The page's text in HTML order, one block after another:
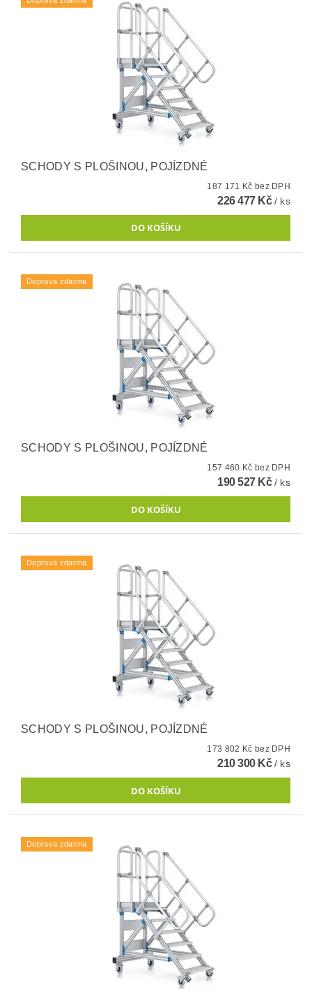
SCHODY S PLOŠINOU, POJÍZDNÉ
187 171 Kč bez DPH
226 477 Kč/ ks
Doprava zdarma
SCHODY S PLOŠINOU, POJÍZDNÉ
157 460 Kč bez DPH
190 527 Kč/ ks
Doprava zdarma
SCHODY S PLOŠINOU, POJÍZDNÉ
173 802 Kč bez DPH
210 300 Kč/ ks
Doprava zdarma